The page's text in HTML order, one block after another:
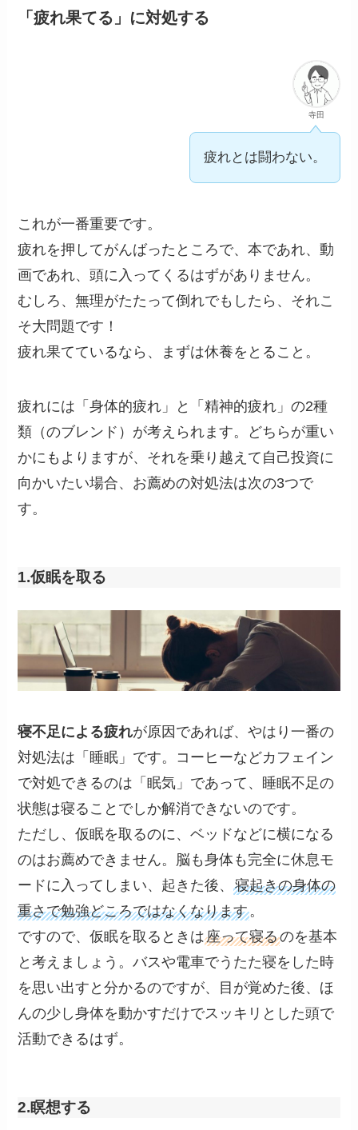
「疲れ果てる」に対処する
寺田
疲れとは闘わない。
これが一番重要です。
疲れを押してがんばったところで、本であれ、動
画であれ、頭に入ってくるはずがありません。
むしろ、無理がたたって倒れでもしたら、それこ
そ大問題です！
疲れ果てているなら、まずは休養をとること。
疲れには「身体的疲れ」と「精神的疲れ」の2種
類（のブレンド）が考えられます。どちらが重い
かにもよりますが、それを乗り越えて自己投資に
向かいたい場合、お薦めの対処法は次の3つで
す。
1.仮眠を取る
寝不足による疲れが原因であれば、やはり一番の
対処法は「睡眠」です。コーヒーなどカフェイン
で対処できるのは「眠気」であって、睡眠不足の
状態は寝ることでしか解消できないのです。
ただし、仮眠を取るのに、ベッドなどに横になる
のはお薦めできません。脳も身体も完全に休息モ
ードに入ってしまい、起きた後、寝起きの身体の
重さで勉強どころではなくなります。
ですので、仮眠を取るときは座って寝るのを基本
と考えましょう。バスや電車でうたた寝をした時
を思い出すと分かるのですが、目が覚めた後、ほ
んの少し身体を動かすだけでスッキリとした頭で
活動できるはず。
2.瞑想する